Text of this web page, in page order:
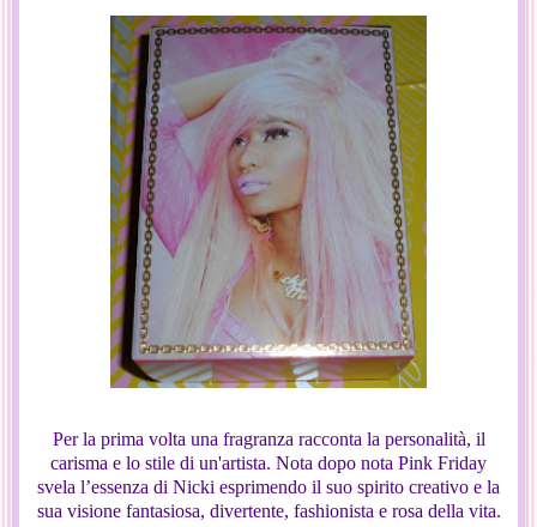
Per la prima volta una fragranza racconta la personalità, il
carisma e lo stile di un'artista. Nota dopo nota Pink Friday
svela l’essenza di Nicki esprimendo il suo spirito creativo e la
sua visione fantasiosa, divertente, fashionista e rosa della vita.